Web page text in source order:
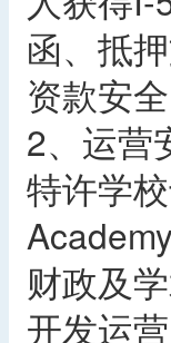
函、抵
资款安全
2、运营
特许学
财政及
开发运